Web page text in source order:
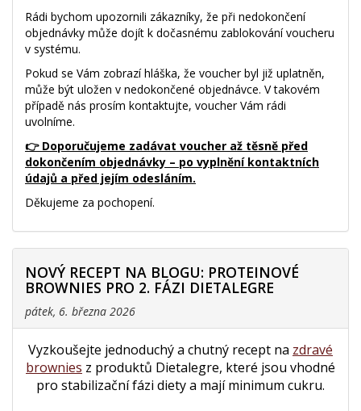
Rádi bychom upozornili zákazníky, že při nedokončení
objednávky může dojít k dočasnému zablokování voucheru
v systému.
Pokud se Vám zobrazí hláška, že voucher byl již uplatněn,
může být uložen v nedokončené objednávce. V takovém
případě nás prosím kontaktujte, voucher Vám rádi
uvolníme.
👉 Doporučujeme zadávat voucher až těsně před
dokončením objednávky – po vyplnění kontaktních
údajů a před jejím odesláním.
Děkujeme za pochopení.
NOVÝ RECEPT NA BLOGU: PROTEINOVÉ
BROWNIES PRO 2. FÁZI DIETALEGRE
pátek, 6. března 2026
Vyzkoušejte jednoduchý a chutný recept na zdravé
brownies z produktů Dietalegre, které jsou vhodné
pro stabilizační fázi diety a mají minimum cukru.